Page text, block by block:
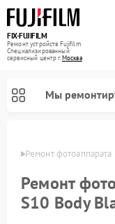
FIX-FUJIFILM
Ремонт устройств Fujifilm
Специализированный
cервисный центр г.Москва
Мы
Ремонт
Ремонт
S10 Body